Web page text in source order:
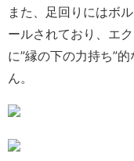
また、足回りにはボ
ールされており、エ
に”縁の下の力持ち”
ん。